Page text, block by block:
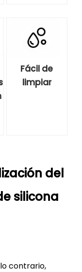
Fácil de
limpiar
del
silicona
contrario,